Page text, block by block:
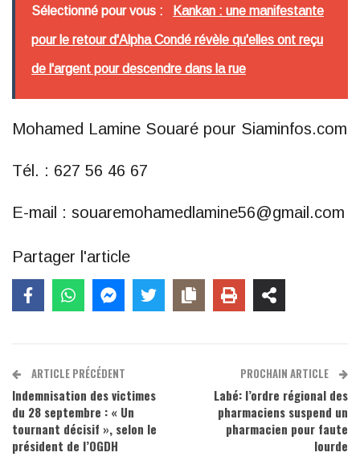
Sélectionné pour vous : Kankan : une manifestante
pour le retour d'Alpha Condé révèle qu'elles ont reçu
de l'argent pour descendre dans la rue
Mohamed Lamine Souaré pour Siaminfos.com
Tél. : 627 56 46 67
E-mail : souaremohamedlamine56@gmail.com
Partager l'article
ARTICLE PRÉCÉDENT
Indemnisation des victimes
du 28 septembre : « Un
tournant décisif », selon le
président de l’OGDH
PROCHAIN ARTICLE
Labé: l’ordre régional des
pharmaciens suspend un
pharmacien pour faute
lourde